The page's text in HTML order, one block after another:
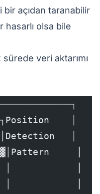
bir açıdan taranabilir
hasarlı olsa bile
veri aktarımı
┐Position    │
│
│
│            │
│            │